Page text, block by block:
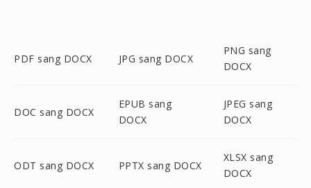
PDF sang DOCX JPG sang DOCX
PNG sang
DOCX
DOC sang DOCX
EPUB sang
DOCX
JPEG sang
DOCX
ODT sang DOCX PPTX sang DOCX
XLSX sang
DOCX